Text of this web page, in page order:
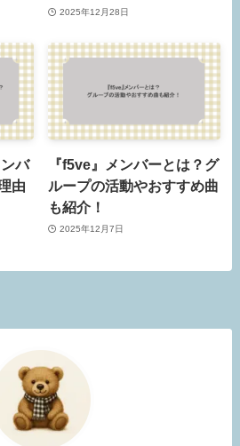
2025年12月28日
バ
由
『f5ve』メンバーとは？グ
ループの活動やおすすめ曲
も紹介！
2025年12月7日